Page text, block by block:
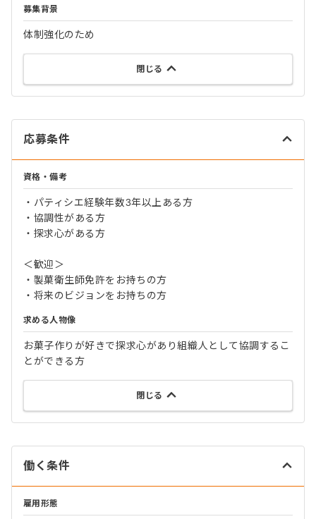
募集背景
体制強化のため
閉じる
応募条件
資格・備考
・パティシエ経験年数3年以上ある方
・協調性がある方
・探求心がある方
＜歓迎＞
・製菓衛生師免許をお持ちの方
・将来のビジョンをお持ちの方
求める人物像
お菓子作りが好きで探求心があり組織人として協調するこ
とができる方
閉じる
働く条件
雇用形態